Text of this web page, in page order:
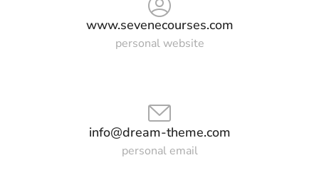
www.sevenecourses.com
personal website
info@dream-theme.com
personal email